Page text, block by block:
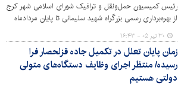
رئیس کمیسیون حمل‌ونقل و ترافیک شورای اسلامی شهر کرج
از بهره‌برداری رسمی بزرگراه شهید سلیمانی تا پایان مردادماه
خبر داد و گفت: با افتتاح بخش‌های جدید این پروژه، یکی از
مهم‌ترین طرح‌های ترافیکی استان البرز به مراحل پایانی تکمیل
نزدیک شده است.
۳۰ تیر ۰۵ - ۱۶:۴۳
زمان پایان تعلل در تکمیل جاده قزلحصار فرا
رسیده/ منتظر اجرای وظایف دستگاه‌های متولی
دولتی هستیم